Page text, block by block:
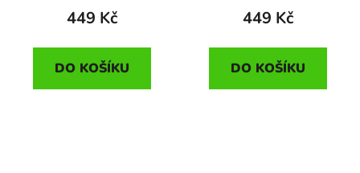
449 Kč
DO KOŠÍKU
449 Kč
DO KOŠÍKU